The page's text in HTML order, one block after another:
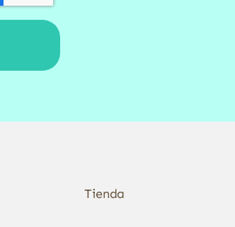
Tienda